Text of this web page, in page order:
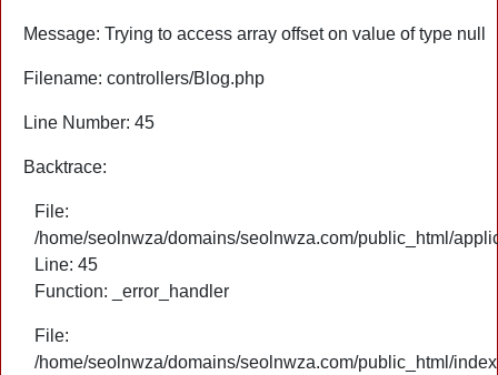
Message: Trying to access array offset on value of type null
Filename: controllers/Blog.php
Line Number: 45
Backtrace:
File:
/home/seolnwza/domains/seolnwza.com/public_html/
Line: 45
Function: _error_handler
File:
/home/seolnwza/domains/seolnwza.com/public_html/